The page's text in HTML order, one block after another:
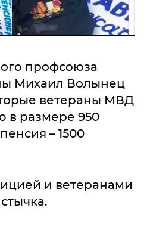
профсоюза
Михаил Волынец
ветераны МВД
в размере 950
– 1500
и ветеранами